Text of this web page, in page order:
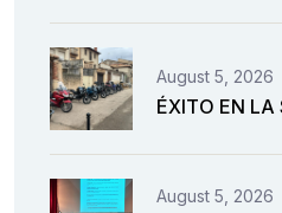
August 5, 2026
ÉXITO EN LA
August 5, 2026